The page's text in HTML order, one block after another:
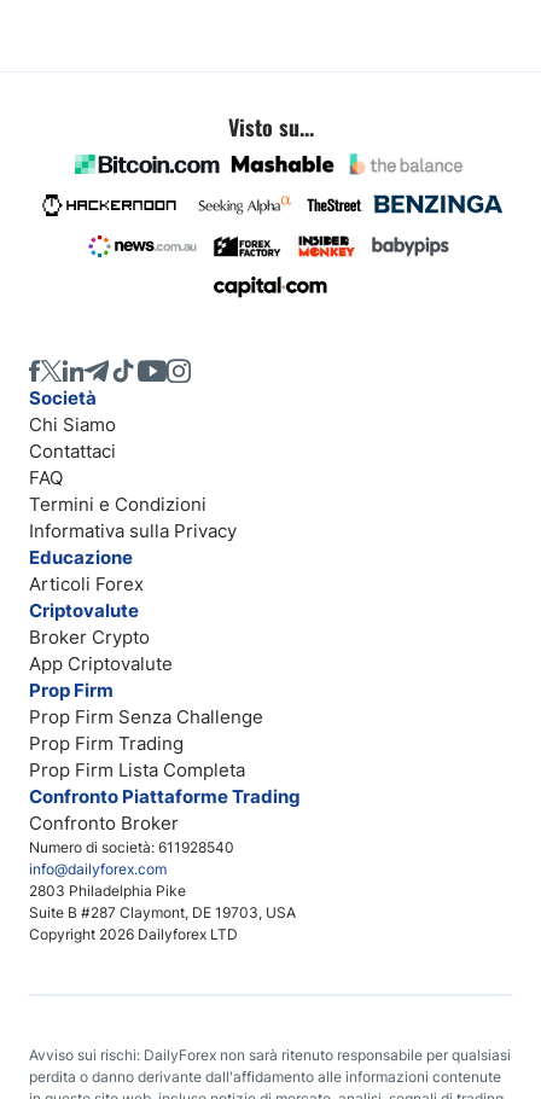
Visto su...
Numero di società: 611928540
info@dailyforex.com
2803 Philadelphia Pike
Suite B #287 Claymont, DE 19703, USA
Copyright 2026 Dailyforex LTD
Società
Chi Siamo
Contattaci
FAQ
Termini e Condizioni
Informativa sulla Privacy
Educazione
Articoli Forex
Criptovalute
Broker Crypto
App Criptovalute
Prop Firm
Prop Firm Senza Challenge
Prop Firm Trading
Prop Firm Lista Completa
Confronto Piattaforme Trading
Confronto Broker
Avviso sui rischi: DailyForex non sarà ritenuto responsabile per qualsiasi
perdita o danno derivante dall'affidamento alle informazioni contenute